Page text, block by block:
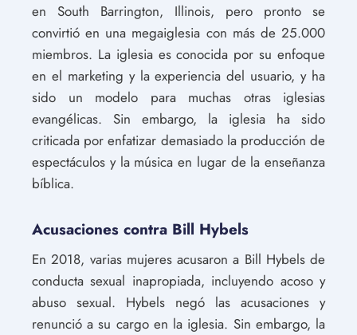
en South Barrington, Illinois, pero pronto se
convirtió en una megaiglesia con más de 25.000
miembros. La iglesia es conocida por su enfoque
en el marketing y la experiencia del usuario, y ha
sido un modelo para muchas otras iglesias
evangélicas. Sin embargo, la iglesia ha sido
criticada por enfatizar demasiado la producción de
espectáculos y la música en lugar de la enseñanza
bíblica.
Acusaciones contra Bill Hybels
En 2018, varias mujeres acusaron a Bill Hybels de
conducta sexual inapropiada, incluyendo acoso y
abuso sexual. Hybels negó las acusaciones y
renunció a su cargo en la iglesia. Sin embargo, la